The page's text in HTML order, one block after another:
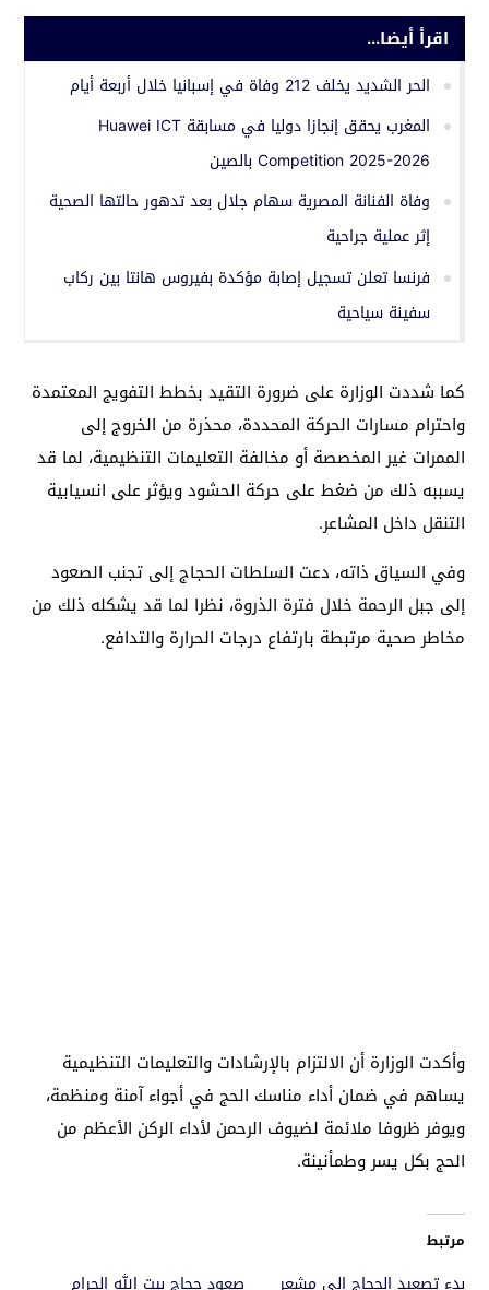
اقرأ أيضا...
الحر الشديد يخلف 212 وفاة في إسبانيا خلال أربعة أيام
المغرب يحقق إنجازا دوليا في مسابقة Huawei ICT
Competition 2025-2026 بالصين
وفاة الفنانة المصرية سهام جلال بعد تدهور حالتها الصحية
إثر عملية جراحية
فرنسا تعلن تسجيل إصابة مؤكدة بفيروس هانتا بين ركاب
سفينة سياحية
كما شددت الوزارة على ضرورة التقيد بخطط التفويج المعتمدة
واحترام مسارات الحركة المحددة، محذرة من الخروج إلى
الممرات غير المخصصة أو مخالفة التعليمات التنظيمية، لما قد
يسببه ذلك من ضغط على حركة الحشود ويؤثر على انسيابية
التنقل داخل المشاعر.
وفي السياق ذاته، دعت السلطات الحجاج إلى تجنب الصعود
إلى جبل الرحمة خلال فترة الذروة، نظرا لما قد يشكله ذلك من
مخاطر صحية مرتبطة بارتفاع درجات الحرارة والتدافع.
وأكدت الوزارة أن الالتزام بالإرشادات والتعليمات التنظيمية
يساهم في ضمان أداء مناسك الحج في أجواء آمنة ومنظمة،
ويوفر ظروفا ملائمة لضيوف الرحمن لأداء الركن الأعظم من
الحج بكل يسر وطمأنينة.
مرتبط
بدء تصعيد الحجاج إلى مشعر صعود حجاج بيت الله الحرام